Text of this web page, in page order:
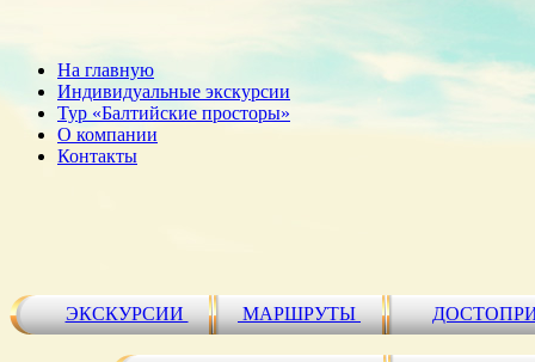
На главную
Индивидуальные экскурсии
Тур «Балтийские просторы»
О компании
Контакты
ЭКСКУРСИИ МАРШРУТЫ